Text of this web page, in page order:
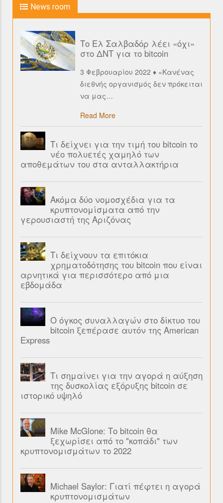
News room
Το Ελ Σαλβαδόρ λέει «όχι»
στο ΔΝΤ για το bitcoin
3 Φεβρουαρίου 2022 ♦ «Κανένας
διεθνής οργανισμός δεν πρόκειται
να μας…
Read More
Τι δείχνει για την τιμή του bitcoin το
νέο πολυετές χαμηλό των
αποθεμάτων του στα ανταλλακτήρια
Ακόμα δύο νομοσχέδια για τα
κρυπτονομίσματα από την
γερουσιαστή της Αριζόνας
Τι δείχνουν τα επιτόκια
χρηματοδότησης του bitcoin που είναι
αρνητικά για περισσότερο από μια
εβδομάδα
Ο όγκος συναλλαγών στο δίκτυο του
bitcoin ξεπέρασε αυτόν της American
Express
Τι σημαίνει για την αγορά η αύξηση
της δυσκολίας εξόρυξης bitcoin σε
ιστορικό υψηλό
Mike McGlone: Το bitcoin θα
ξεχωρίσει από το "κοπάδι" των
κρυπτονομισμάτων το 2022
Michael Saylor: Γιατί πέφτει η αγορά
κρυπτονομισμάτων